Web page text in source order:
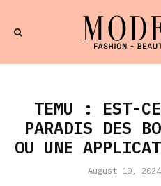
TEMU : EST-
PARADIS DES
OU UNE
August 10, 2024